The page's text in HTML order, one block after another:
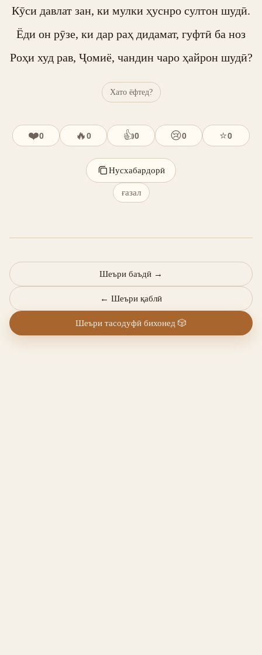
Кӯси давлат зан, ки мулки ҳуснро султон шудӣ.
Ёди он рӯзе, ки дар раҳ дидамат, гуфтӣ ба ноз
Роҳи худ рав, Ҷомиё, чандин чаро ҳайрон шудӣ?
Хато ёфтед?
❤️0 🔥0 👍0 😢0 ⭐0
Нусхабардорӣ
ғазал
← Шеъри қаблӣ
Шеъри баъдӣ →
Шеъри тасодуфӣ бихонед 🎲